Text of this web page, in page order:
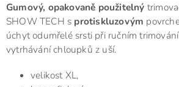
Gumový, opakovaně použitelný
SHOW TECH s protiskluzovým
úchyt odumřelé srsti při ručním
vytrhávání chloupků z uší.
velikost XL,